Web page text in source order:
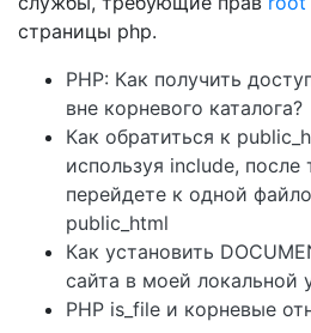
страницы php.
PHP: Как получить
вне корневого каталога?
Как обратиться к
используя include, после
перейдете к одной
public_html
Как установить
сайта в моей локальной
PHP is_file и корневые